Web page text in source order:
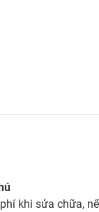
khi sửa chữa,